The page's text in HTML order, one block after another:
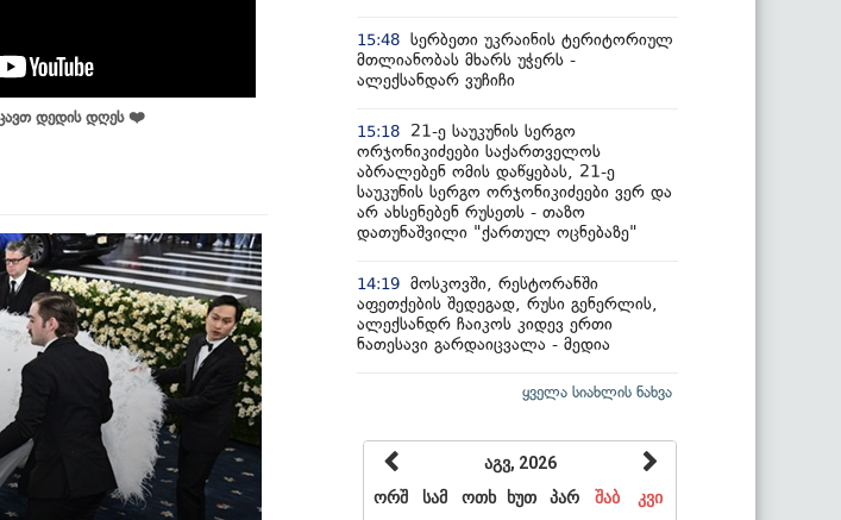
დედის დღეს ❤️
15:48 სერბეთი უკრაინის ტერიტორიულ
მთლიანობას მხარს უჭერს -
ალექსანდარ ვუჩიჩი
15:18
21-ე საუკუნის სერგო
ორჯონიკიძეები საქართველოს
აბრალებენ ომის დაწყებას, 21-ე
საუკუნის სერგო ორჯონიკიძეები ვერ და
არ ახსენებენ რუსეთს - თაზო
დათუნაშვილი "ქართულ ოცნებაზე"
14:19 მოსკოვში, რესტორანში
აფეთქების შედეგად, რუსი გენერლის,
ალექსანდრ ჩაიკოს კიდევ ერთი
ნათესავი გარდაიცვალა - მედია
ყველა სიახლის ნახვა
აგვ, 2026
ორშ
სამ ოთხ ხუთ პარ შაბ
კვი